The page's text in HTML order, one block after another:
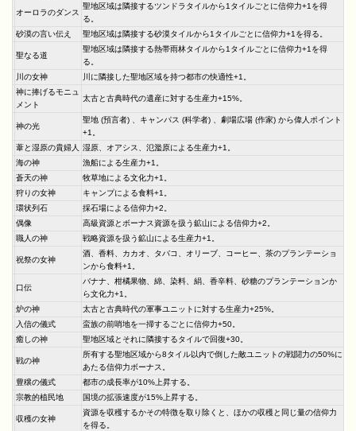
オーロラのダンス
聖地区域は隣接するツンドラタイルから1タイルごとに信仰力+1を得
る。
砂漠の言い伝え
聖地区域は隣接する砂漠タイルから1タイルごとに信仰力+1を得る。
聖なる道
聖地区域は隣接する熱帯雨林タイルから1タイルごとに信仰力+1を得
る。
川の女神
川に隣接した聖地区域を持つ都市の快適性+1。
神に捧げるモニュ
メント
太古と古典時代の遺産に対する生産力+15%。
神の光
聖地 (預言者) 、キャンパス (科学者) 、劇場広場 (作家) から偉人ポイント
+1。
葦と湿原の貴婦人 湿原、オアシス、氾濫原による生産力+1。
海の神
漁船による生産力+1。
蒼天の神
牧草地による文化力+1。
狩りの女神
キャンプによる食料+1。
環状列石
採石場による信仰力+2。
偶像
高級資源とボーナス資源を扱う鉱山による信仰力+2。
職人の神
戦略資源を扱う鉱山による生産力+1。
祝祭の女神
酒、香料、カカオ、タバコ、オリーブ、コーヒー、茶のプランテーショ
ンから食料+1。
口伝
バナナ、柑橘果物、綿、染料、絹、香辛料、砂糖のプランテーションか
ら文化力+1。
炉の神
太古と古典時代の軍事ユニットに対する生産力+25%。
入信の儀式
蛮族の前哨地を一掃するごとに信仰力+50。
癒しの神
聖地区域とそれに隣接するタイルで回復+30。
戦の神
所有する聖地区域から8タイル以内で倒した敵ユニットの戦闘力の50%に
あたる信仰力ボーナス。
豊穣の儀式
都市の成長率が10%上昇する。
宗教的植民地
国境の拡張速度が15%上昇する。
収穫の女神
資源を収穫するかその特徴を取り除くと、ほかの収穫と同じ量の信仰力
を得る。